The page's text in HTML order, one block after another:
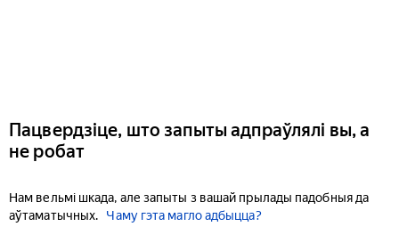
Пацвердзіце, што запыты адпраўлялі вы, а
не робат
Нам вельмі шкада, але запыты з вашай прылады падобныя да
аўтаматычных.
Чаму гэта магло адбыцца?